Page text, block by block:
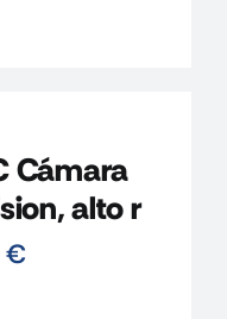
Cámara
alto r
€